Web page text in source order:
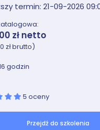
termin: 21-09-2026
zł netto
zł brutto)
godzin
5 oceny
Przejdź do szkolenia